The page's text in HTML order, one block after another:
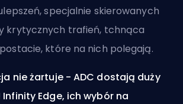
specjalnie skierowanych
krytycznych trafień, tchnąca
które na nich polegają.
nie żartuje - ADC dostają duży
Edge, ich wybór na